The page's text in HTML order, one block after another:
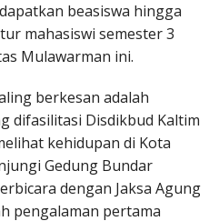
beasiswa hingga
mahasiswi semester 3
Mulawarman ini.
berkesan adalah
difasilitasi Disdikbud Kaltim
kehidupan di Kota
Gedung Bundar
dengan Jaksa Agung
pengalaman pertama